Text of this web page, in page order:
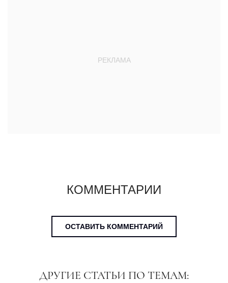
КОММЕНТАРИИ
ОСТАВИТЬ КОММЕНТАРИЙ
ДРУГИЕ СТАТЬИ ПО ТЕМАМ: